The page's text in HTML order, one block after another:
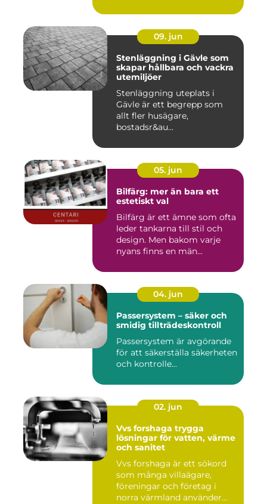
09. jun
Stenläggning i Gävle som
skapar hållbara och vackra
utemiljöer
Stenläggning uteplats i
Gävle är ett begrepp som
allt fler husägare,
bostadsr&au...
05. jun
Bilfärg: mer än bara ett
estetiskt val
Bilfärg är ett ämne som ofta
leder tankarna till stil och
design. Men bakom varje
nyans finns en män...
04. jun
Passersystem – säker och
smidig tillträdeskontroll
Passersystem är avgörande
för att säkerställa säkerheten
och kontrolle...
02. jun
Vvs forshaga trygga
lösningar för vatten, värme
och sanitet
Vvs forshaga är ett sökord
som många villaägare,
föreningar och företag i
norra värmland använder